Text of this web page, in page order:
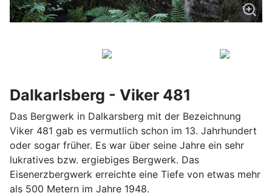
Dalkarlsberg - Viker 481
Das Bergwerk in Dalkarsberg mit der Bezeichnung
Viker 481 gab es vermutlich schon im 13. Jahrhundert
oder sogar früher. Es war über seine Jahre ein sehr
lukratives bzw. ergiebiges Bergwerk. Das
Eisenerzbergwerk erreichte eine Tiefe von etwas mehr
als 500 Metern im Jahre 1948.